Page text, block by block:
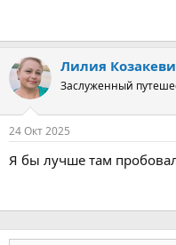
Лилия
Заслуженный
24 Окт 2025
Я бы лучше там